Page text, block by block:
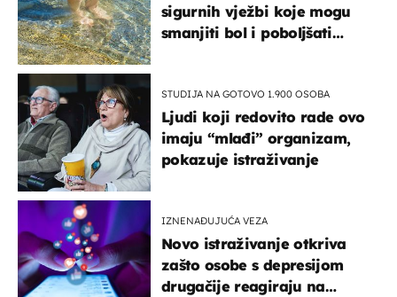
sigurnih vježbi koje mogu
smanjiti bol i poboljšati
STUDIJA NA GOTOVO 1.900 OSOBA
Ljudi koji redovito rade ovo
imaju “mlađi” organizam,
pokazuje istraživanje
IZNENAĐUJUĆA VEZA
Novo istraživanje otkriva
zašto osobe s depresijom
drugačije reagiraju na